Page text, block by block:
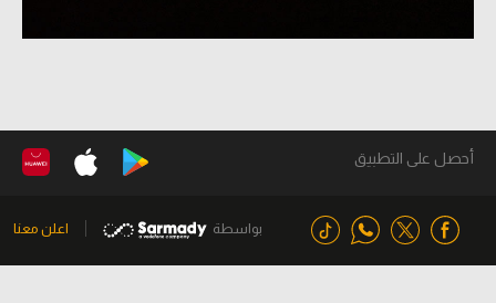
أحصل على التطبيق
بواسطة اعلن معنا